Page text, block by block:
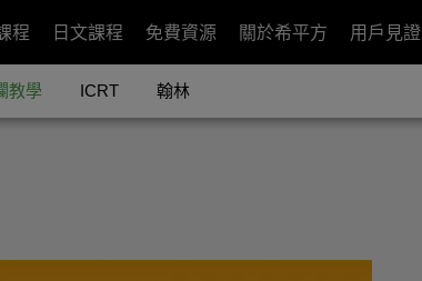
程 日文課程 免費資源 關於希平方 用戶見證
教學 ICRT 翰林